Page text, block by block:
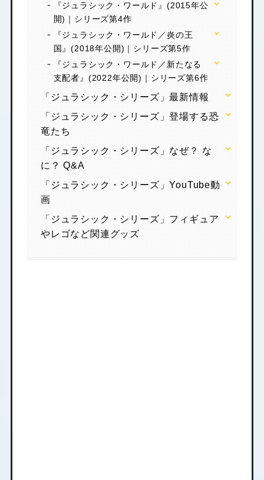
『ジュラシック・ワールド』(2015年公
開)｜シリーズ第4作
『ジュラシック・ワールド／炎の王
国』(2018年公開)｜シリーズ第5作
『ジュラシック・ワールド／新たなる
支配者』(2022年公開)｜シリーズ第6作
「ジュラシック・シリーズ」最新情報
「ジュラシック・シリーズ」登場する恐
竜たち
「ジュラシック・シリーズ」なぜ？ な
に？ Q&A
「ジュラシック・シリーズ」YouTube動
画
「ジュラシック・シリーズ」フィギュア
やレゴなど関連グッズ